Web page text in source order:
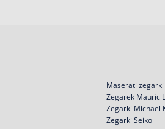
Maserati zegarki
Zegarek Mauric
Zegarki Michael
Zegarki Seiko